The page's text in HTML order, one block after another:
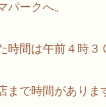
パークへ。
時間は午前４時３
まで時間がありま